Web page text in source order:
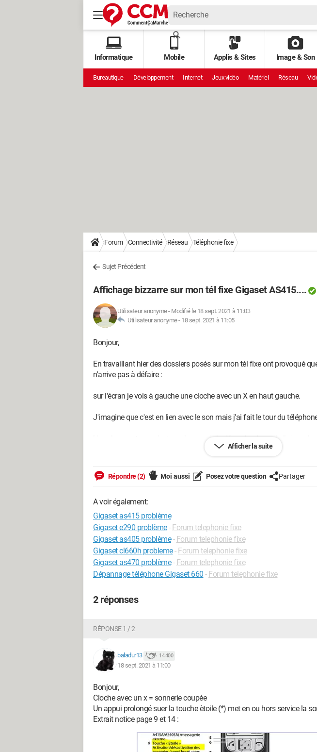
Informatique Mobile Applis & Sites Image & Son
Bureautique Développement Internet Jeux vidéo Matériel Réseau
Forum Connectivité Réseau Téléphonie fixe
Sujet Précédent
Affichage bizzarre sur mon tél fixe Gigaset AS415....
Utilisateur anonyme- Modifié le 18 sept. 2021 à 11:03
Utilisateur anonyme - 18 sept. 2021 à 11:05
Bonjour,
En travaillant hier des dossiers posés sur mon tél fixe ont provoqué
n'arrive pas à défaire :
sur l'écran je vois à gauche une cloche avec un X en haut gauche.
J'imagine que c'est en lien avec le son mais j'ai fait le tour du
Une chose est sure c'est que lorsque je le décroche du socle il n'y a plus
Sauriez-vous m'aider ? c'est sûrement tout bête, désolée ;-)
Afficher la suite
Répondre (2) Moi aussi Posez votre question Partager
A voir également:
Gigaset as415 problème
Gigaset e290 problème- Forum telephonie fixe
Gigaset as405 problème - Forum telephonie fixe
Gigaset cl660h probleme- Forum telephonie fixe
Gigaset as470 problème - Forum telephonie fixe
Dépannage téléphone Gigaset 660 - Forum telephonie fixe
2 réponses
RÉPONSE 1 / 2
baladur13 14 400
18 sept. 2021 à 11:00
Bonjour,
Cloche avec un x = sonnerie coupée
Un appui prolongé suer la touche ètoile (*) met en ou hors service la
Extrait notice page 9 et 14 :